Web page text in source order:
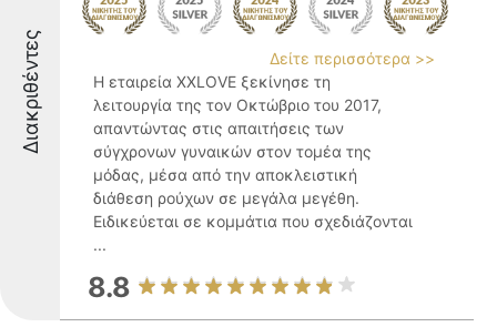
Διακριθέντες
Δείτε περισσότερα >>
Η εταιρεία XXLOVE ξεκίνησε τη
λειτουργία της τον Οκτώβριο του 2017,
απαντώντας στις απαιτήσεις των
σύγχρονων γυναικών στον τομέα της
μόδας, μέσα από την αποκλειστική
διάθεση ρούχων σε μεγάλα μεγέθη.
Ειδικεύεται σε κομμάτια που σχεδιάζονται
...
8.8